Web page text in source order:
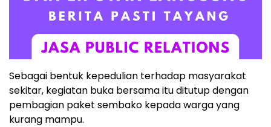
Sebagai bentuk kepedulian terhadap masyarakat
sekitar, kegiatan buka bersama itu ditutup dengan
pembagian paket sembako kepada warga yang
kurang mampu.